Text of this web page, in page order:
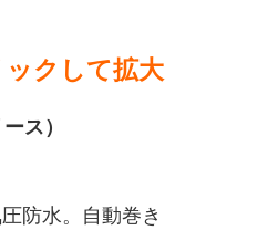
クして拡大
ス）
防水。自動巻き